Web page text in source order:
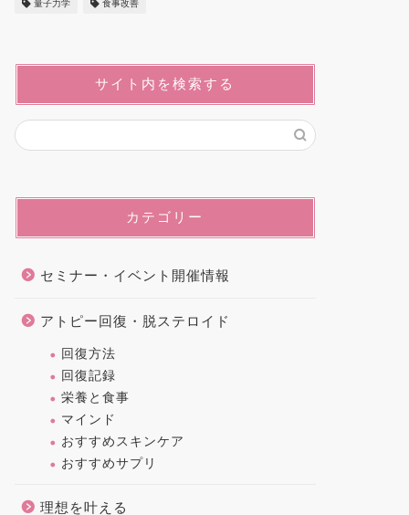
量子力学 食事改善
サイト内を検索する
カテゴリー
セミナー・イベント開催情報
アトピー回復・脱ステロイド
回復方法
回復記録
栄養と食事
マインド
おすすめスキンケア
おすすめサプリ
理想を叶える